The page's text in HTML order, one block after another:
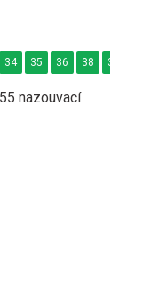
nazouvací
34 35 36 38 38,5